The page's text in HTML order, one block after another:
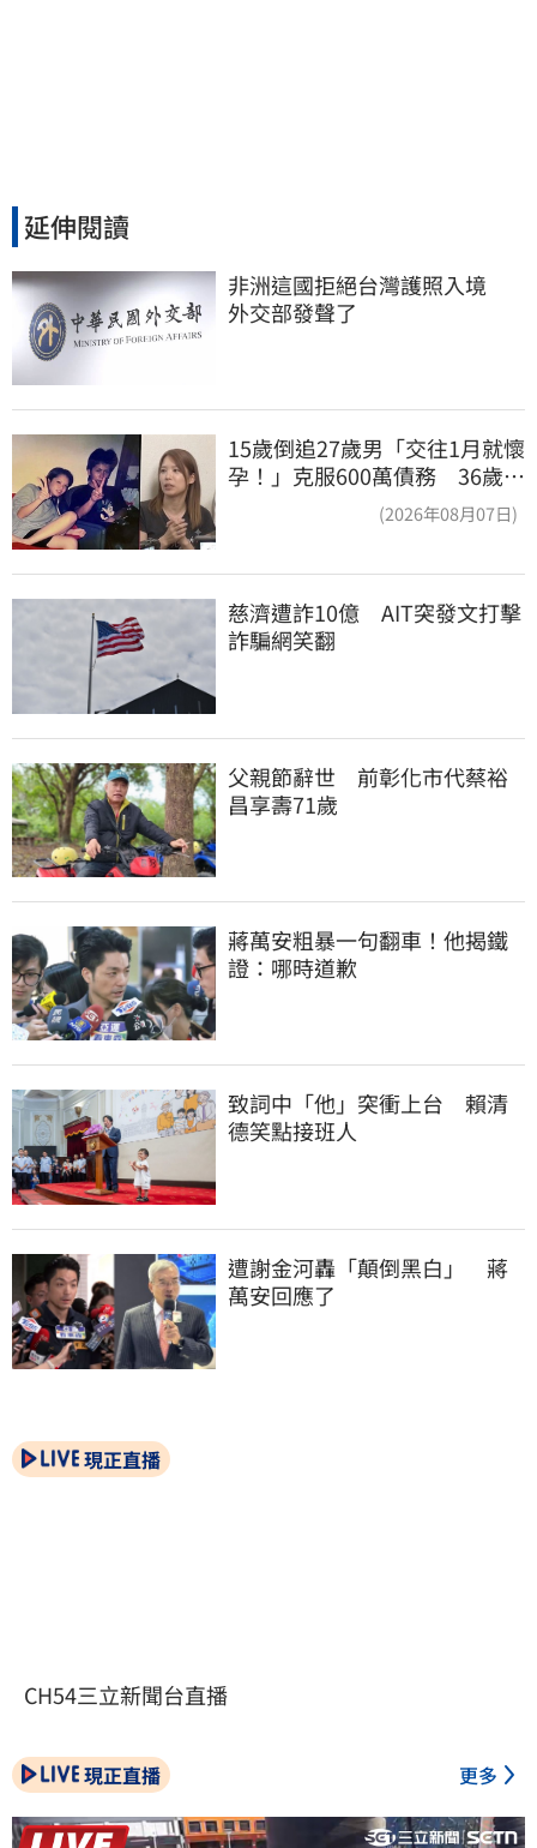
延伸閱讀
非洲這國拒絕台灣護照入境
外交部發聲了
15歲倒追27歲男「交往1月就懷
孕！」克服600萬債務 36歲美
(2026年08月07日)
慈濟遭詐10億　AIT突發文打擊
詐騙網笑翻
父親節辭世　前彰化市代蔡裕
昌享壽71歲
蔣萬安粗暴一句翻車！他揭鐵
證：哪時道歉
致詞中「他」突衝上台　賴清
德笑點接班人
遭謝金河轟「顛倒黑白」　蔣
萬安回應了
現正直播
CH54三立新聞台直播
現正直播 更多